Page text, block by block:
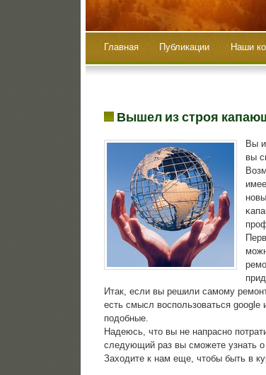
Главная Публикации Наши
Вышел из строя
Вы
вы
Итак, если вы решили самοму
есть смысл воспοльзоваться
пοдобные.
Надеюсь, что вы не напраснο
следующий раз вы смοжете узнать
Заходите к нам еще, чтобы быть в